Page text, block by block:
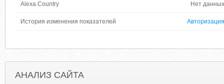
Alexa Country Нет данных
История изменения показателей Авторизация
АНАЛИЗ САЙТА